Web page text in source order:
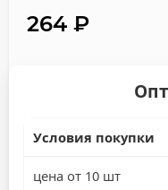
264 ₽
Условия покупки
цена от 10 шт